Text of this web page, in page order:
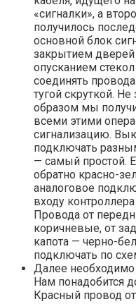
«сигналки», а
получилось
основной блок
закрытием дверей
опусканием
соединять
тугой скруткой.
образом мы
всеми этими
сигнализацию.
подключать
— самый простой.
обратно красно-
аналоговое
входу
Провода от
коричневые, от
капота — черно-
подключать по
Далее необходимо
Нам понадобится
Красный провод